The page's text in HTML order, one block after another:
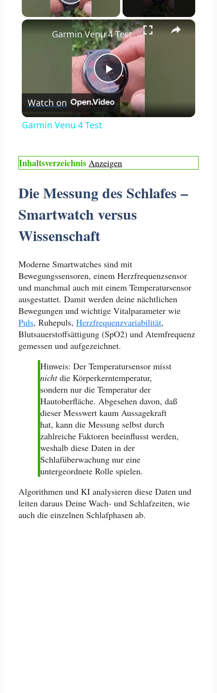
×
Play
Video
Garmin Venu 4 Test
Watch on
Garmin Venu 4 Test
Inhaltsverzeichnis Anzeigen
Die Messung des Schlafes –
Smartwatch versus
Wissenschaft
Moderne Smartwatches sind mit
Bewegungssensoren, einem Herzfrequenzsensor
und manchmal auch mit einem Temperatursensor
ausgestattet. Damit werden deine nächtlichen
Bewegungen und wichtige Vitalparameter wie
Puls, Ruhepuls, Herzfrequenzvariabilität,
Blutsauerstoffsättigung (SpO2) und Atemfrequenz
gemessen und aufgezeichnet.
Hinweis: Der Temperatursensor misst
nichtdie Körperkerntemperatur,
sondern nur die Temperatur der
Hautoberfläche. Abgesehen davon, daß
dieser Messwert kaum Aussagekraft
hat, kann die Messung selbst durch
zahlreiche Faktoren beeinflusst werden,
weshalb diese Daten in der
Schlafüberwachung nur eine
untergeordnete Rolle spielen.
Algorithmen und KI analysieren diese Daten und
leiten daraus Deine Wach- und Schlafzeiten, wie
auch die einzelnen Schlafphasen ab.